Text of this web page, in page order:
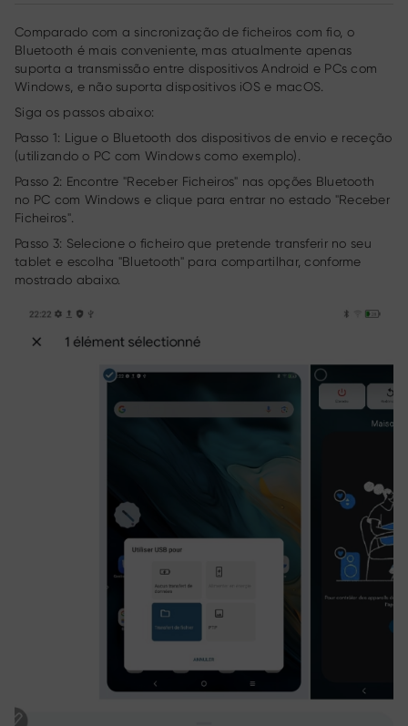
Comparado com a sincronização de ficheiros com fio, o
Bluetooth é mais conveniente, mas atualmente apenas
suporta a transmissão entre dispositivos Android e PCs com
Windows, e não suporta dispositivos iOS e macOS.
Siga os passos abaixo:
Passo 1: Ligue o Bluetooth dos dispositivos de envio e receção
(utilizando o PC com Windows como exemplo).
Passo 2: Encontre "Receber Ficheiros" nas opções Bluetooth
no PC com Windows e clique para entrar no estado "Receber
Ficheiros".
Passo 3: Selecione o ficheiro que pretende transferir no seu
tablet e escolha "Bluetooth" para compartilhar, conforme
mostrado abaixo.